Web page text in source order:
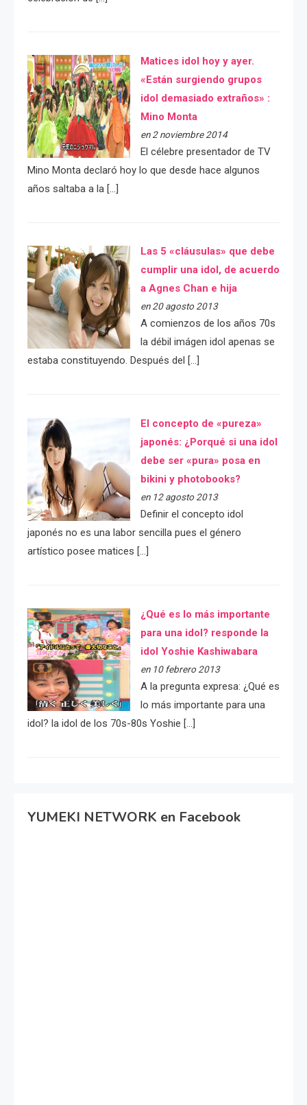
Matices idol hoy y ayer.
«Están surgiendo grupos
idol demasiado extraños» :
Mino Monta
en 2 noviembre 2014
El célebre presentador de TV
Mino Monta declaró hoy lo que desde hace algunos
años saltaba a la […]
Las 5 «cláusulas» que debe
cumplir una idol, de acuerdo
a Agnes Chan e hija
en 20 agosto 2013
A comienzos de los años 70s
la débil imágen idol apenas se
estaba constituyendo. Después del […]
El concepto de «pureza»
japonés: ¿Porqué si una idol
debe ser «pura» posa en
bikini y photobooks?
en 12 agosto 2013
Definir el concepto idol
japonés no es una labor sencilla pues el género
artístico posee matices […]
¿Qué es lo más importante
para una idol? responde la
idol Yoshie Kashiwabara
en 10 febrero 2013
A la pregunta expresa: ¿Qué es
lo más importante para una
idol? la idol de los 70s-80s Yoshie […]
YUMEKI NETWORK en Facebook